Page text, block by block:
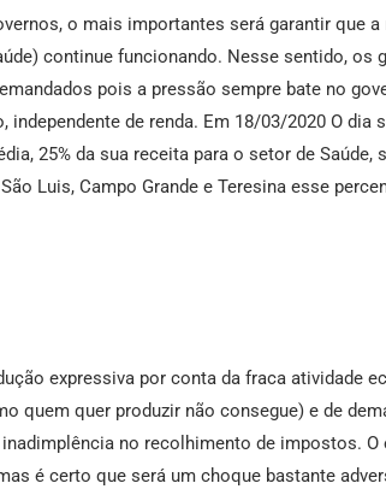
o mais importantes será garantir que
continue funcionando. Nesse sentido, os
pois a pressão sempre bate no
independente de renda. Em 18/03/2020 O
25% da sua receita para o setor de
Luis, Campo Grande e Teresina esse
expressiva por conta da fraca atividade
quem quer produzir não consegue) e de
no recolhimento de impostos.
é certo que será um choque bastante